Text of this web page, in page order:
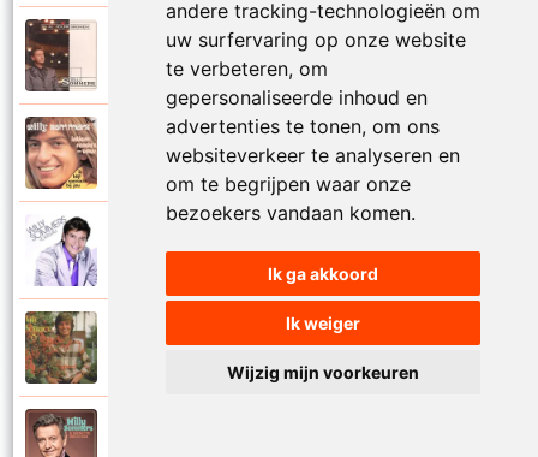
andere tracking-technologieën om
uw surfervaring op onze website
te verbeteren, om
gepersonaliseerde inhoud en
advertenties te tonen, om ons
websiteverkeer te analyseren en
om te begrijpen waar onze
bezoekers vandaan komen.
Ik ga akkoord
Ik weiger
Wijzig mijn voorkeuren
Willy Sommers
In al jouw dromen
Willy Sommers
Intiem rendez-vous